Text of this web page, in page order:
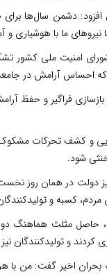
افزود: دشمن سال‌ها
ما با هوشیاری و
امنیت ملی کشور
که احساس آرامش در
فراگیر و حفظ
کشف تحرکات مشکوک
شود.
دولت در همان روز
کسبه و
حاصل مثلث هماهنگ
و تولیدکنندگان
بحران اخیر گفت: من